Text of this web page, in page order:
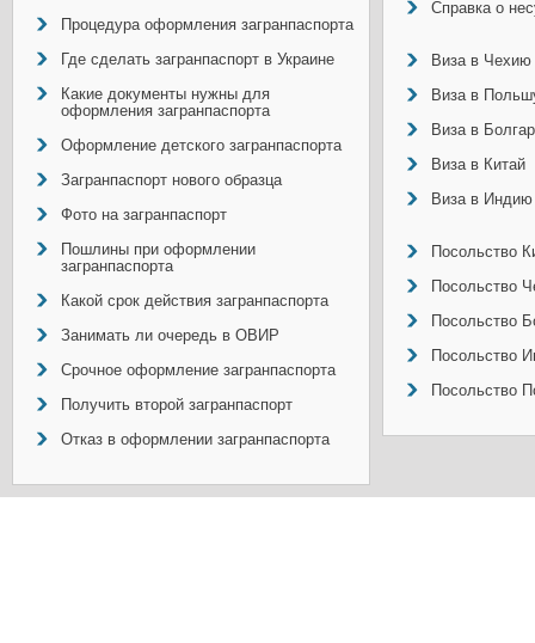
Процедура оформления загранпаспорта
Где сделать загранпаспорт в Украине
Какие документы нужны для
оформления загранпаспорта
Оформление детского загранпаспорта
Загранпаспорт нового образца
Фото на загранпаспорт
Пошлины при оформлении
загранпаспорта
Какой срок действия загранпаспорта
Занимать ли очередь в ОВИР
Срочное оформление загранпаспорта
Получить второй загранпаспорт
Отказ в оформлении загранпаспорта
Справка о
Виза в Чехию
Виза в
Виза в
Виза в Китай
Виза в Индию
Посольство
Посольство
Посольство
Посольство
Посольство